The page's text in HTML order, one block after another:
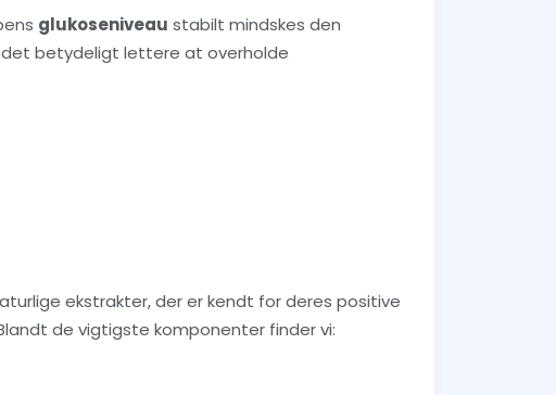
glukoseniveau stabilt mindskes den
det betydeligt lettere at overholde
ekstrakter, der er kendt for deres positive
de vigtigste komponenter finder vi: